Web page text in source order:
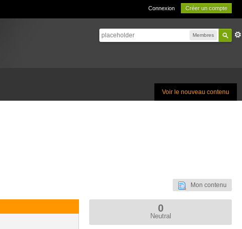
Connexion Créer un compte
Membres
Voir le nouveau contenu
Mon contenu
0
Neutral